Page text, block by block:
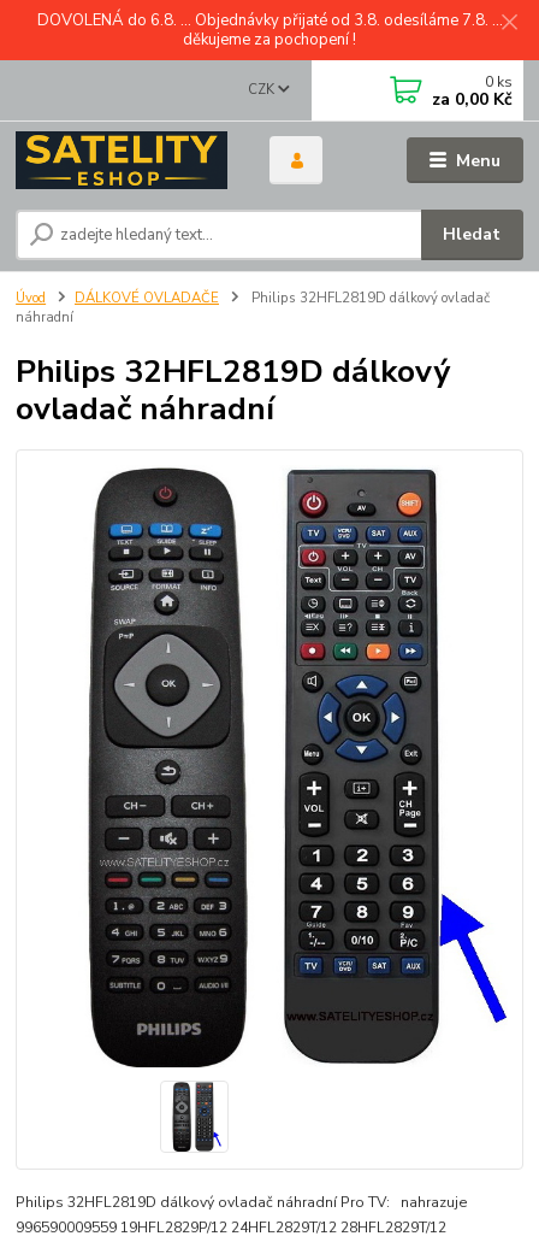
DOVOLENÁ do 6.8. ... Objednávky přijaté od 3.8. odesíláme 7.8. ...
děkujeme za pochopení !
Menu
CZK
Hledat
0 ks
za 0,00 Kč
Úvod DÁLKOVÉ OVLADAČE
Philips 32HFL2819D dálkový ovladač
náhradní
Philips 32HFL2819D dálkový
ovladač náhradní
Philips 32HFL2819D dálkový ovladač náhradní Pro TV: nahrazuje
996590009559 19HFL2829P/12 24HFL2829T/12 28HFL2829T/12